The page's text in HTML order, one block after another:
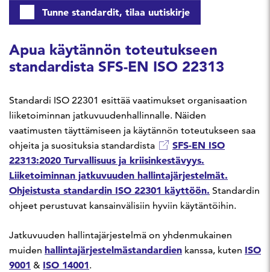
Tunne standardit, tilaa uutiskirje
Apua käytännön toteutukseen
standardista SFS-EN ISO 22313
Standardi ISO 22301 esittää vaatimukset organisaation
liiketoiminnan jatkuvuudenhallinnalle. Näiden
vaatimusten täyttämiseen ja käytännön toteutukseen saa
ohjeita ja suosituksia standardista
SFS-EN ISO
22313:2020 Turvallisuus ja kriisinkestävyys.
Liiketoiminnan jatkuvuuden hallintajärjestelmät.
Ohjeistusta standardin ISO 22301 käyttöön. Standardin
ohjeet perustuvat kansainvälisiin hyviin käytäntöihin.
Jatkuvuuden hallintajärjestelmä on yhdenmukainen
muiden hallintajärjestelmästandardien kanssa, kuten ISO
9001 & ISO 14001.